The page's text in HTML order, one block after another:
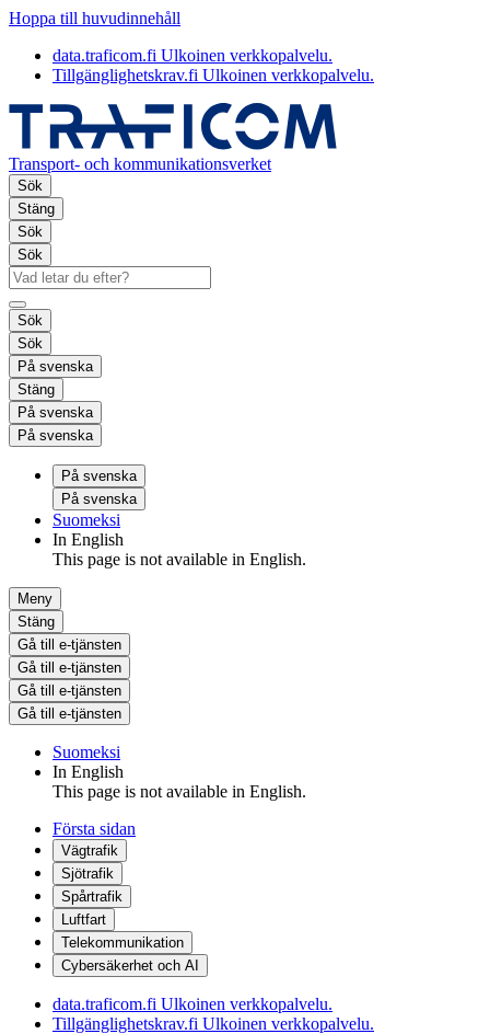
Hoppa till huvudinnehåll
data.traficom.fi Ulkoinen verkkopalvelu.
Tillgänglighetskrav.fi Ulkoinen verkkopalvelu.
Transport- och kommunikationsverket
Sök
Stäng
Sök
Sök
Sök
Sök
På svenska
Stäng
På svenska
På svenska
På svenska
På svenska
Suomeksi
In English
This page is not available in English.
Meny
Stäng
Gå till e-tjänsten
Gå till e-tjänsten
Gå till e-tjänsten
Gå till e-tjänsten
Suomeksi
In English
This page is not available in English.
Första sidan
Vägtrafik
Sjötrafik
Spårtrafik
Luftfart
Telekommunikation
Cybersäkerhet och AI
data.traficom.fi Ulkoinen verkkopalvelu.
Tillgänglighetskrav.fi Ulkoinen verkkopalvelu.